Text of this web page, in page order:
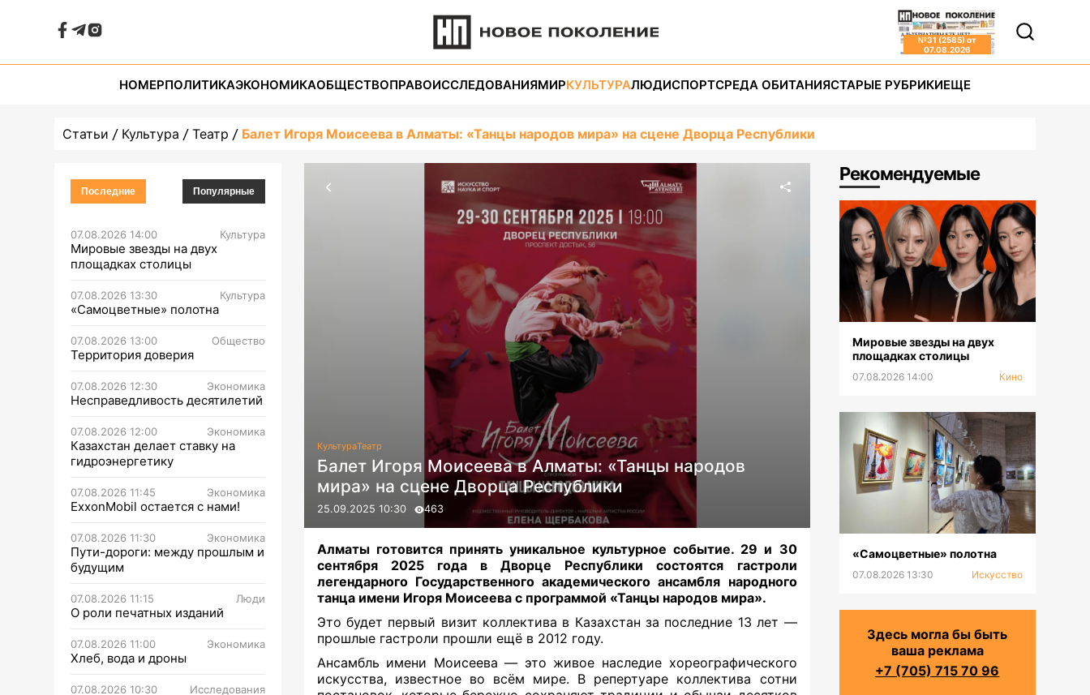
№31 (2585) от
07.08.2026
НОМЕРПОЛИТИКАЭКОНОМИКАОБЩЕСТВОПРАВОИССЛЕДОВАНИЯМИРКУЛЬТУРАЛЮДИСПОРТСРЕДА ОБИТАНИЯСТАРЫЕ РУБРИКИЕЩЕ
Статьи Культура Театр Балет Игоря Моисеева в Алматы: «Танцы народов мира» на сцене Дворца Республики
Последние Популярные
07.08.2026 14:00 Культура
Мировые звезды на двух
площадках столицы
07.08.2026 13:30 Культура
«Самоцветные» полотна
07.08.2026 13:00 Общество
Территория доверия
07.08.2026 12:30 Экономика
Несправедливость десятилетий
07.08.2026 12:00 Экономика
Казахстан делает ставку на
гидроэнергетику
07.08.2026 11:45 Экономика
ExxonMobil остается с нами!
07.08.2026 11:30 Экономика
Пути-дороги: между прошлым и
будущим
07.08.2026 11:15 Люди
О роли печатных изданий
07.08.2026 11:00 Экономика
Хлеб, вода и дроны
07.08.2026 10:30 Исследования
КультураТеатр
Балет Игоря Моисеева в Алматы: «Танцы народов
мира» на сцене Дворца Республики
25.09.2025 10:30 463
Алматы готовится принять уникальное культурное событие. 29 и 30
сентября 2025 года в Дворце Республики состоятся гастроли
легендарного Государственного академического ансамбля народного
танца имени Игоря Моисеева с программой «Танцы народов мира».
Это будет первый визит коллектива в Казахстан за последние 13 лет —
прошлые гастроли прошли ещё в 2012 году.
Ансамбль имени Моисеева — это живое наследие хореографического
искусства, известное во всём мире. В репертуаре коллектива сотни
Рекомендуемые
Мировые звезды на двух
площадках столицы
07.08.2026 14:00 Кино
«Самоцветные» полотна
07.08.2026 13:30 Искусство
Здесь могла бы быть
ваша реклама
+7 (705) 715 70 96